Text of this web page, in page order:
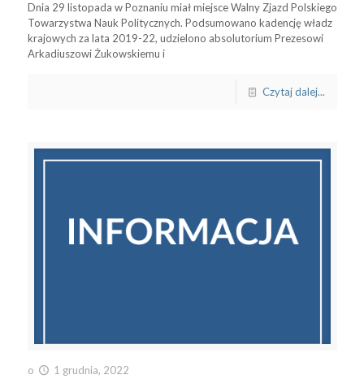
Dnia 29 listopada w Poznaniu miał miejsce Walny Zjazd Polskiego
Towarzystwa Nauk Politycznych. Podsumowano kadencję władz
krajowych za lata 2019-22, udzielono absolutorium Prezesowi
Arkadiuszowi Żukowskiemu i
Czytaj dalej...
o
1 grudnia, 2022